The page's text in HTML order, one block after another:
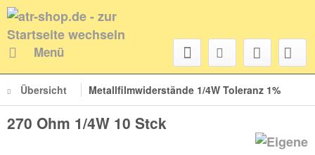
Menü
Übersicht Metallfilmwiderstände 1/4W Toleranz 1%
270 Ohm 1/4W 10 Stck